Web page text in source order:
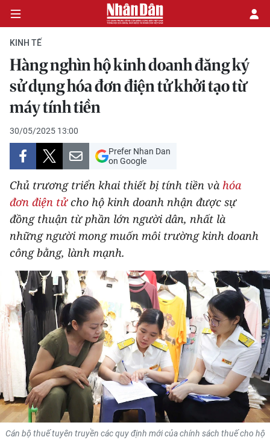
CHÍNH TRỊ
KINH TẾ
VĂN HÓA
XÃ HỘI
PHÁP LUẬT
DU LỊCH
THẾ GIỚI
THỂ THAO
GIÁO DỤC
Y TẾ
KHOA HỌC - CÔNG NGHỆ
MÔI TRƯỜNG
BẠN ĐỌC
KINH TẾ
Hàng nghìn hộ kinh doanh đăng ký
sử dụng hóa đơn điện tử khởi tạo từ
máy tính tiền
30/05/2025 13:00
Prefer Nhan Dan
on Google
Chủ trương triển khai thiết bị tính tiền và hóa
đơn điện tửcho hộ kinh doanh nhận được sự
đồng thuận từ phần lớn người dân, nhất là
những người mong muốn môi trường kinh doanh
công bằng, lành mạnh.
Cán bộ thuế tuyên truyền các quy định mới của chính sách thuế cho hộ